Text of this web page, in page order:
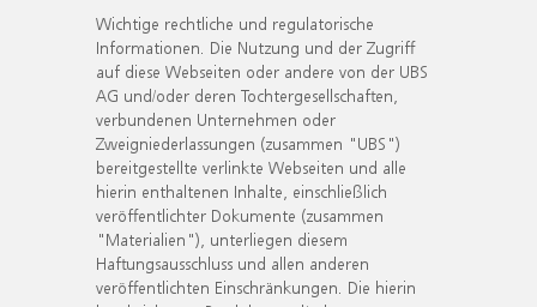
Wichtige rechtliche und regulatorische
Informationen. Die Nutzung und der Zugriff
auf diese Webseiten oder andere von der UBS
AG und/oder deren Tochtergesellschaften,
verbundenen Unternehmen oder
Zweigniederlassungen (zusammen "UBS")
bereitgestellte verlinkte Webseiten und alle
hierin enthaltenen Inhalte, einschließlich
veröffentlichter Dokumente (zusammen
"Materialien"), unterliegen diesem
Haftungsausschluss und allen anderen
veröffentlichten Einschränkungen. Die hierin